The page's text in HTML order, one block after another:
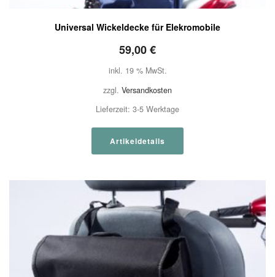
Universal Wickeldecke für Elekromobile
59,00€
inkl. 19 % MwSt.
zzgl. Versandkosten
Lieferzeit: 3-5 Werktage
Artikeldetails